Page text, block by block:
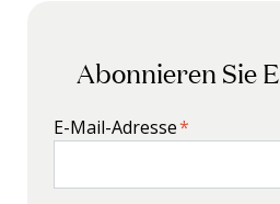
Abonnieren Sie
E-Mail-Adresse*